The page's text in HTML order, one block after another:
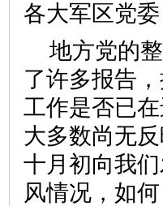
各大军区党
地方党的
了许多报告
工作是否已
大多数尚无
十月初向我
风情况，如何